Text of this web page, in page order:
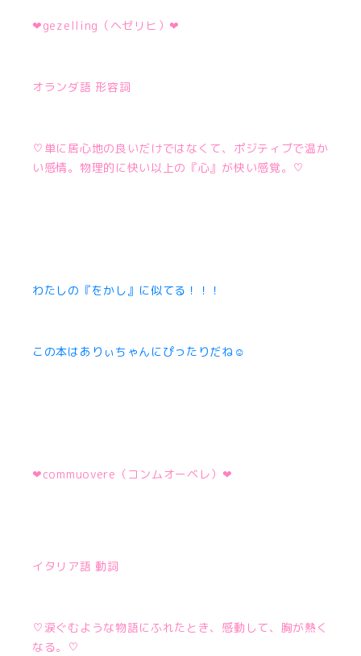
❤︎gezelling （ヘゼリヒ）❤︎
オランダ語 形容詞
♡単に居心地の良いだけではなくて、ポジティブで温か
い感情。物理的に快い以上の『心』が快い感覚。♡
わたしの『をかし』に似てる！！！
この本はありぃちゃんにぴったりだね☺︎
❤︎commuovere （コンムオーベレ）❤︎
イタリア語 動詞
♡涙ぐむような物語にふれたとき、感動して、胸が熱く
なる。♡